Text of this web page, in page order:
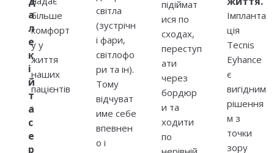
а
л
е
к
і
й
т
а
с
е
р
більше
комфорт
у у
життя
наших
пацієнтів
.
світла
(зустрічн
і фари,
світлофо
ри та ін).
Тому
відчуват
име себе
впевнен
о і
підіймат
ися по
сходах,
переступ
ати
через
бордюр
и та
ходити
по
Імпланта
ція
Tecnis
Eyhance
є
вигідним
рішення
м з
точки
зору